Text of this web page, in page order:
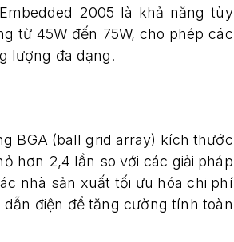
2005 là khả năng tùy
từ 45W đến 75W, cho phép các
lượng đa dạng.
BGA (ball grid array) kích thước
hơn 2,4 lần so với các giải pháp
nhà sản xuất tối ưu hóa chi phí
điện để tăng cường tính toàn